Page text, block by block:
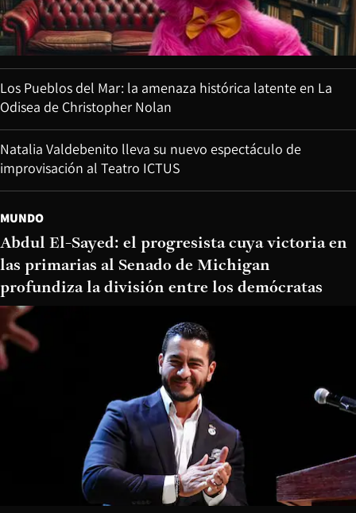
Los Pueblos del Mar: la amenaza histórica latente en La
Odisea de Christopher Nolan
Natalia Valdebenito lleva su nuevo espectáculo de
improvisación al Teatro ICTUS
MUNDO
Abdul El-Sayed: el progresista cuya victoria en
las primarias al Senado de Michigan
profundiza la división entre los demócratas